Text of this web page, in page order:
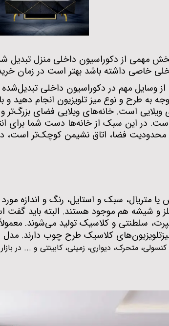
بخش مهمی از دکوراسیون داخلی منزل
خاصی داشته باشد بهتر است در زمان
از وسایل مهم در دکوراسیون داخلی
به طرح و نوع میز تلویزیون انجام دهید و
ویلایی است. خانه‌های ویلایی فضای بزرگ‌تر و
در این سبک از خانه‌ها دست شما برای
محدودیت فضا، اتاق نشیمن کوچک‌تر است،
یا متریال، سبک و استایل، رنگ و اندازه
و شیشه هم موجود هستند. البته باید گفت
سلطنتی و کلاسیک تولید می‌‌شوند.
کلاسیک طرح چوب دارند.
متحرک، دیواری، زمینی، کابینتی و ... در